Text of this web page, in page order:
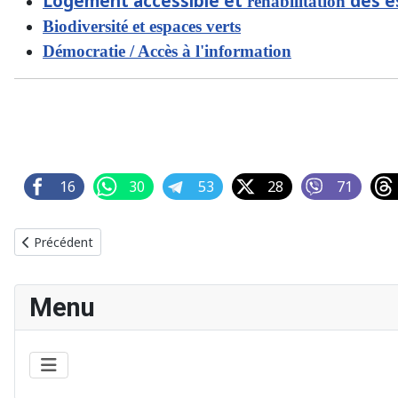
Biodiversité et espaces verts
Démocratie / Accès à l'information
16 30 53 28 71
Article précédent : ELECTIONS 2024: Biodiversité et espaces verts
Précédent
Menu